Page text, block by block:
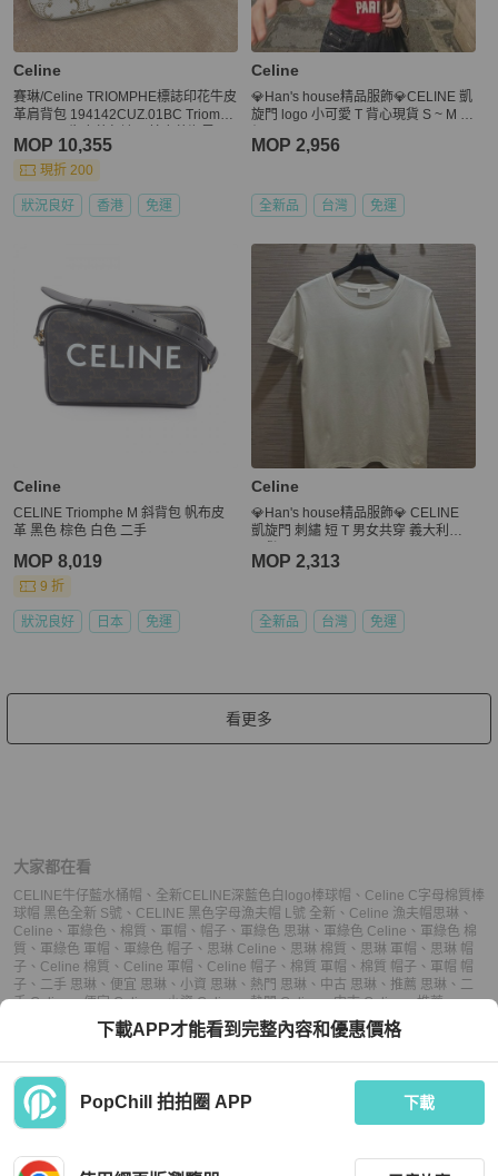
Celine
賽琳/Celine TRIOMPHE標誌印花牛皮
革肩背包 194142CUZ.01BC Triomph
5 x 11.5 x 4
MOP 10,355
現折 200
狀況良好 香港 免運
Celine
💎Han's house精品服飾💎CELINE 凱
旋門 logo 小可愛 T 背心現貨 S ~ M 原
MOP 2,956
全新品 台灣 免運
Celine
CELINE Triomphe M 斜背包 帆布皮
革 黑色 棕色 白色 二手
MOP 8,019
9 折
狀況良好 日本 免運
Celine
💎Han's house精品服飾💎 CELINE
凱旋門 刺繡 短 T 男女共穿 義大利製
MOP 2,313
全新品 台灣 免運
看更多
大家都在看
CELINE牛仔藍水桶帽 、 全新CELINE深藍色白logo棒球帽 、 Celine C字母棉質棒
球帽 黑色全新 S號 、 CELINE 黑色字母漁夫帽 L號 全新 、 Celine 漁夫帽思琳 、
Celine 、 軍綠色 、 棉質 、 軍帽 、 帽子 、 軍綠色 思琳 、 軍綠色 Celine 、 軍綠色 棉
質 、 軍綠色 軍帽 、 軍綠色 帽子 、 思琳 Celine 、 思琳 棉質 、 思琳 軍帽 、 思琳 帽
子 、 Celine 棉質 、 Celine 軍帽 、 Celine 帽子 、 棉質 軍帽 、 棉質 帽子 、 軍帽 帽
子 、 二手 思琳 、 便宜 思琳 、 小資 思琳 、 熱門 思琳 、 中古 思琳 、 推薦 思琳 、 二
手 Celine、便宜 Celine、小資 Celine、熱門 Celine、中古 Celine、推薦
二手 軍帽、 便宜 軍帽、小資 軍帽、 熱門 軍帽、中古 軍帽
、 便宜 帽子 、小資 帽子、熱門 帽子、中古 帽子、推薦 帽子
下載APP才能看到完整內容和優惠價格
PopChill 拍拍圈 APP 下載